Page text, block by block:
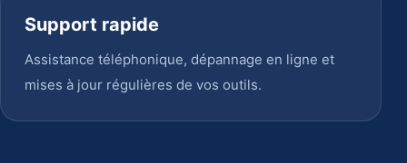
Support rapide
Assistance téléphonique, dépannage en ligne et
mises à jour régulières de vos outils.